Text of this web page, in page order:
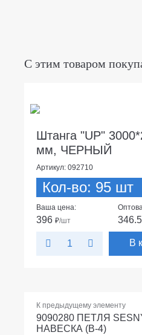
С этим товаром
Штанга "UP"
мм, ЧЕРНЫЙ
Артикул: 092710
Кол-во: 95 шт
Ваша цена:
396 ₽/шт
В
К предыдущему элементу
9090280 ПЕТЛЯ
НАВЕСКА (B-4)